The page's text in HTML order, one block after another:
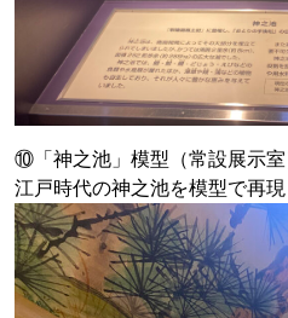
⑩「神之池」模型（常設展示室
江戸時代の神之池を模型で再現